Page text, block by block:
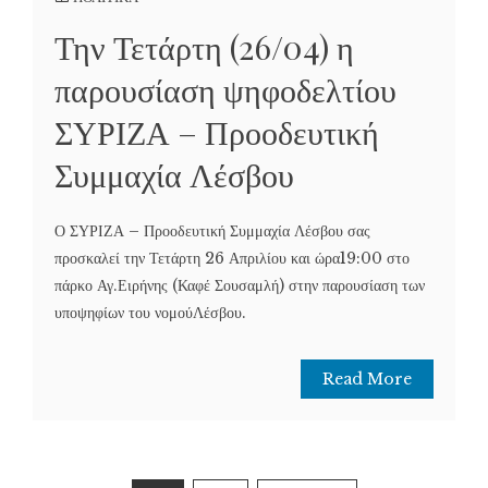
Την Τετάρτη (26/04) η
παρουσίαση ψηφοδελτίου
ΣΥΡΙΖΑ – Προοδευτική
Συμμαχία Λέσβου
Ο ΣΥΡΙΖΑ – Προοδευτική Συμμαχία Λέσβου σας
προσκαλεί την Τετάρτη 26 Απριλίου και ώρα19:00 στο
πάρκο Αγ.Ειρήνης (Καφέ Σουσαμλή) στην παρουσίαση των
υποψηφίων του νομούΛέσβου.
Read More